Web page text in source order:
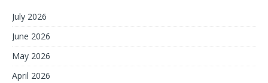
July 2026
June 2026
May 2026
April 2026